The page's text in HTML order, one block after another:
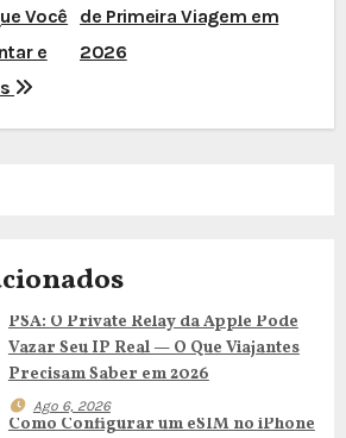
Você
e
de Primeira Viagem em
2026
PSA: O Private Relay da Apple Pode
Vazar Seu IP Real — O Que Viajantes
Precisam Saber em 2026
Ago 6, 2026
Como Configurar um eSIM no iPhone